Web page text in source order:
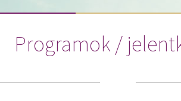
Programok /